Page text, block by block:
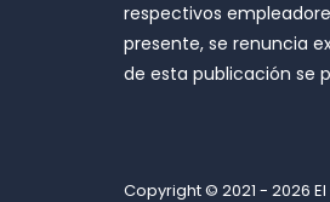
respectivos
presente, se renuncia
de esta publicación se
Copyright © 2021 - 2026